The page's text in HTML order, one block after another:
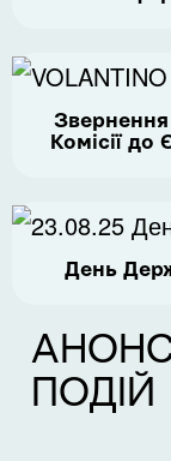
Комісії
День
ПОДІЙ